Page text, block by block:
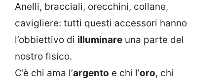
Anelli, bracciali, orecchini, collane,
cavigliere: tutti questi accessori hanno
l’obbiettivo di illuminare una parte del
nostro fisico.
C’è chi ama l’argento e chi l’oro, chi